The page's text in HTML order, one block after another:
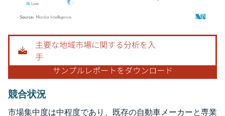
画像 © Mordor Intelligence。再利用にはCC BY 4.0の表示が必要です。
競合状況
市場集中度は中程度であり、既存の自動車メーカーと専業